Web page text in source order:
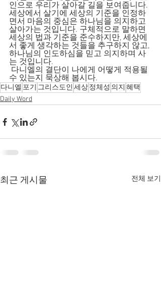
인으로 우리가 살아갈 길을 보여줍니다.
세상에서 살기에 세상의 기준을 인정하
면서 마음의 중심은 하나님을 의지하고
살아가는 것입니다. 구체적으로 말하면
세상의 법과 기준을 준수하지만, 세상에
서 좋게 생각하는 것들을 추구하지 않고,
하나님의 인도하심을 믿고 의지하며 사
는 것입니다.
수 있는지 묵상해 봅시다.
다니엘 포기 그리스도인 세상정체성 의지 혜택
Daily Word
최근 게시물 전체 보기